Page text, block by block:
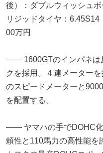
後）：ダブルウィッシュ
リジッド︎タイヤ：
00万円
―― 1600GTのインパネは
クを採用。４連メーター
のスピードメーターと
を配置する。
―― ヤマハの手でDOHC
頼性と110馬力の高性能を